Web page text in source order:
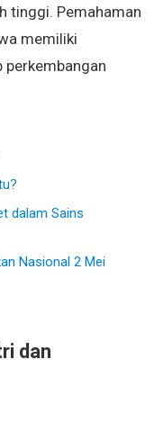
tinggi. Pemahaman
memiliki
perkembangan
dalam Sains
Nasional 2 Mei
dan